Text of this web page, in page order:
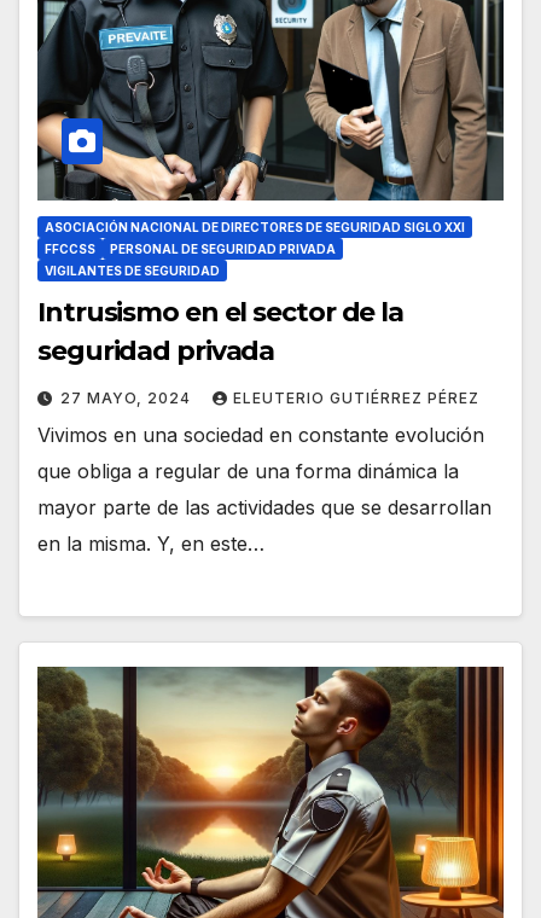
ASOCIACIÓN NACIONAL DE DIRECTORES DE SEGURIDAD SIGLO XXI
FFCCSS
PERSONAL DE SEGURIDAD PRIVADA
VIGILANTES DE SEGURIDAD
Intrusismo en el sector de la
seguridad privada
27 MAYO, 2024 ELEUTERIO GUTIÉRREZ PÉREZ
Vivimos en una sociedad en constante evolución
que obliga a regular de una forma dinámica la
mayor parte de las actividades que se desarrollan
en la misma. Y, en este…